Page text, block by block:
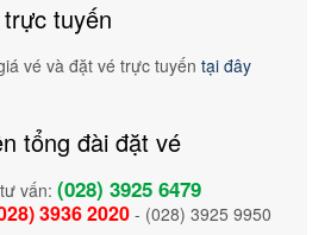
tuyến
vé và đặt vé trực tuyến tại đây
tổng đài đặt vé
vấn: (028) 3925 6479
3936 2020 - (028) 3925 9950